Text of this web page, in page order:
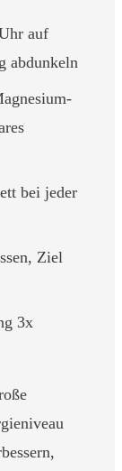
auf
abdunkeln
bei jeder
Ziel
3x